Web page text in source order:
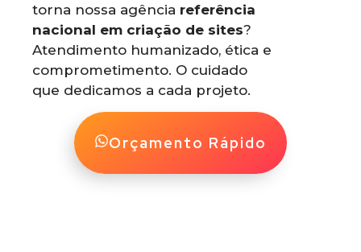
torna nossa agência referência
nacional em criação de sites?
Atendimento humanizado, ética e
comprometimento. O cuidado
que dedicamos a cada projeto.
Orçamento Rápido